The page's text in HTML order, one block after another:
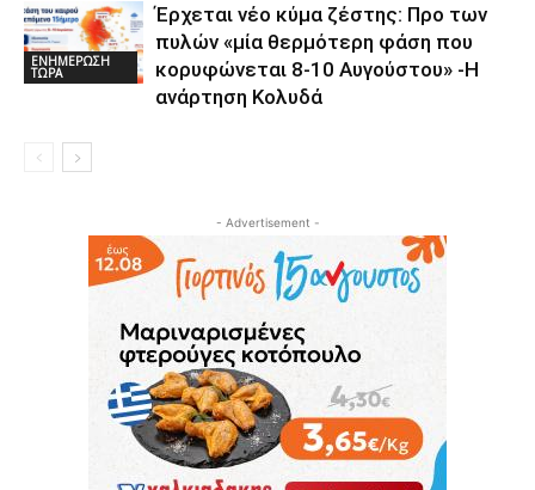
ΕΝΗΜΕΡΩΣΗ
ΤΩΡΑ
Έρχεται νέο κύμα ζέστης: Προ των
πυλών «μία θερμότερη φάση που
κορυφώνεται 8-10 Αυγούστου» -Η
ανάρτηση Κολυδά
- Advertisement -